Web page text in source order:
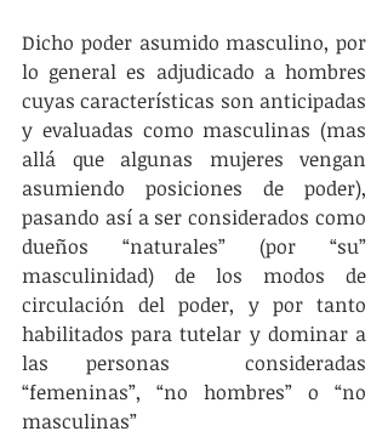
Dicho poder asumido masculino, por
lo general es adjudicado a hombres
cuyas características son anticipadas
y evaluadas como masculinas (mas
allá que algunas mujeres vengan
asumiendo posiciones de poder),
pasando así a ser considerados como
dueños “naturales” (por “su”
masculinidad) de los modos de
circulación del poder, y por tanto
habilitados para tutelar y dominar a
las personas  consideradas
“femeninas”, “no hombres” o “no
masculinas”